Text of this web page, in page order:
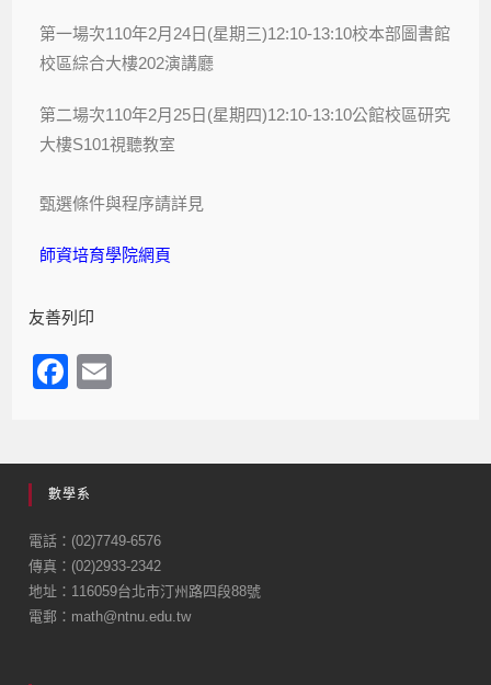
第一場次110年2月24日(星期三)12:10-13:10校本部圖書館
校區綜合大樓202演講廳
第二場次110年2月25日(星期四)12:10-13:10公館校區研究
大樓S101視聽教室
甄選條件與程序請詳見
師資培育學院網頁
友善列印
F
e
b
o
o
k
數學系
電話：(02)7749-6576
傳真：(02)2933-2342
地址：116059台北市汀州路四段88號
電郵：math@ntnu.edu.tw